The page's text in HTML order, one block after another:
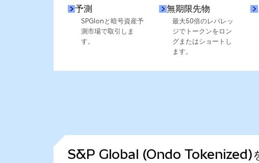
予測
SPGIonと暗号資産予
測市場で取引しま
す。
無期限先物
最大50倍のレバレッ
ジでトークンをロン
グまたはショートし
ます。
S&P Global (Ondo Tokenized)を